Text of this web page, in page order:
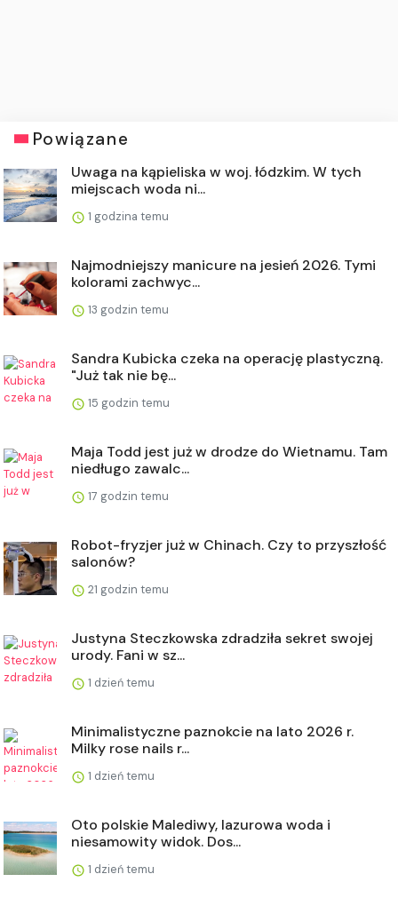
Powiązane
Uwaga na kąpieliska w woj. łódzkim. W tych
miejscach woda ni...
1 godzina temu
Najmodniejszy manicure na jesień 2026. Tymi
kolorami zachwyc...
13 godzin temu
Sandra Kubicka czeka na operację plastyczną.
"Już tak nie bę...
15 godzin temu
Maja Todd jest już w drodze do Wietnamu. Tam
niedługo zawalc...
17 godzin temu
Robot-fryzjer już w Chinach. Czy to przyszłość
salonów?
21 godzin temu
Justyna Steczkowska zdradziła sekret swojej
urody. Fani w sz...
1 dzień temu
Minimalistyczne paznokcie na lato 2026 r.
Milky rose nails r...
1 dzień temu
Oto polskie Malediwy, lazurowa woda i
niesamowity widok. Dos...
1 dzień temu